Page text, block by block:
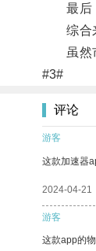
最后，
综合来
虽然市
#3#
评论
游客
这款加速器
2024-04-21
游客
这款app的